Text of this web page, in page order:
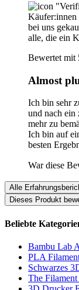
Käufer:innen
bei uns
alle, die ein
Bewertet mit
Almost
Ich bin sehr
und nach ein
mehr zu
Ich bin auf
besten
War diese
Alle
Dieses Produkt
Beliebte
Bambu Lab
PLA
Schwarzes
The